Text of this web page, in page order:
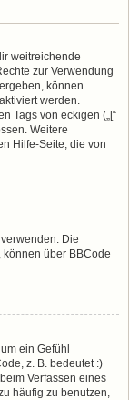
weitreichende
zur Verwendung
können
werden.
Tags von eckigen („[“
Weitere
Hilfe-Seite, die von
Die
über BBCode
ein Gefühl
z. B. bedeutet :)
Verfassen eines
häufig zu benutzen,